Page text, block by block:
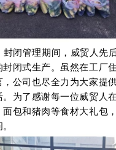
闭管理期间，威贸人先
闭式生产。 虽然在工厂
，公司也尽全力为大家提
。为了感谢每一位威贸人
面包和猪肉等食材大礼包